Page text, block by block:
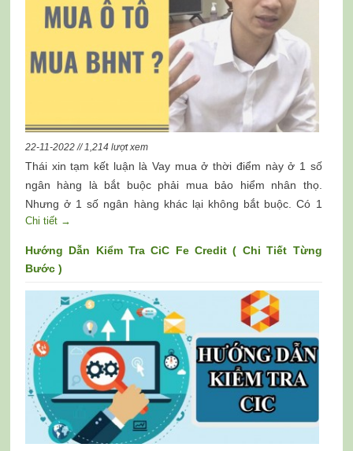
22-11-2022 // 1,214 lượt xem
Thái xin tạm kết luận là Vay mua ở thời điểm này ở 1 số
ngân hàng là bắt buộc phải mua bảo hiểm nhân thọ.
Nhưng ở 1 số ngân hàng khác lại không bắt buộc. Có 1
điểm lạ là những hồ sơ “xấu” thì nếu bạn ngỏ ý muốn mua
vay của bạn nhiều khản năng sẽ được phê duyệt sớm thôi.
Chi tiết →
Hướng Dẫn Kiểm Tra CiC Fe Credit ( Chi Tiết Từng
Bước )